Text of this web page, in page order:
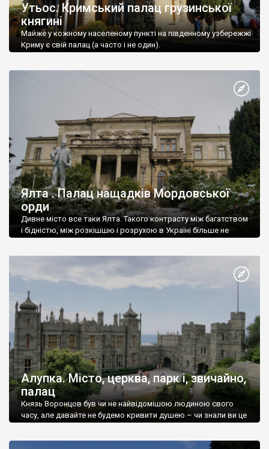
Утьос. Кримський палац грузинської
княгині
Майже у кожному населеному пункті на південному узбережжі
Криму є свій палац (а часто і не один).
Ялта . Палац нащадків Мордовської
орди
Дивне місто все таки Ялта. Такого контрасту між багатством
і бідністю, між розкішшю і розрухою в Україні більше не
Алупка. Місто, церква, парк і, звичайно,
палац
Князь Воронцов був чи не найвідомішою людиною свого
часу, але давайте не будемо кривити душею – чи знали ви це